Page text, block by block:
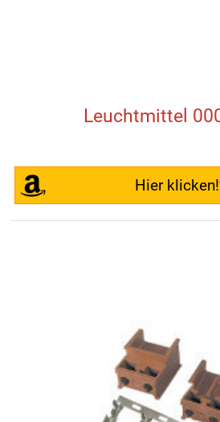
Leuchtmittel
Hier